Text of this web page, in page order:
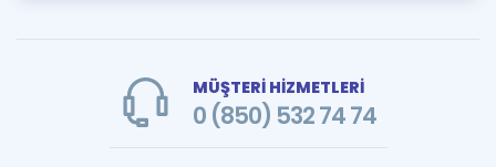
MÜŞTERİ HİZMETLERİ
0 (850) 532 74 74